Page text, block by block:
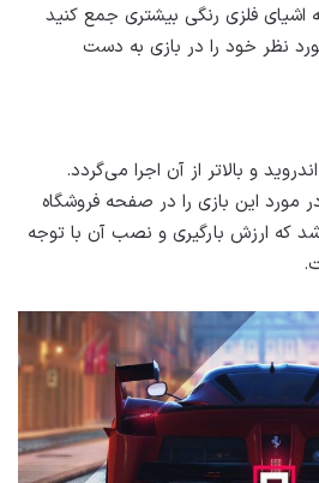
اشیای فلزی رنگی بیشتری جمع کنید
نظر خود را در بازی به دست
این بازی بر روی نسخه ۴.۴ اندروید و بالاتر از آن اجرا می‌گردد.
مورد این بازی را در صفحه فروشگاه
که ارزش بارگیری و نصب آن با توجه